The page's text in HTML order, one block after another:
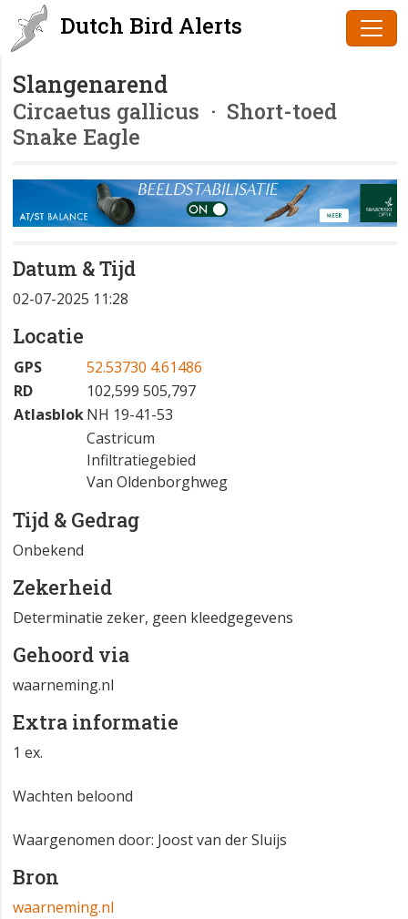
Dutch Bird Alerts
Slangenarend
Circaetus gallicus · Short-toed
Snake Eagle
Datum & Tijd
02-07-2025 11:28
Locatie
GPS
52.53730 4.61486
RD
102,599 505,797
AtlasblokNH 19-41-53
Castricum
Infiltratiegebied
Van Oldenborghweg
Tijd & Gedrag
Onbekend
Zekerheid
Determinatie zeker, geen kleedgegevens
Gehoord via
waarneming.nl
Extra informatie
1 ex.
Wachten beloond
Waargenomen door: Joost van der Sluijs
Bron
waarneming.nl